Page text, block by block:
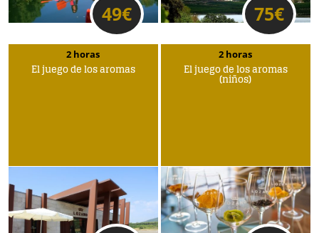
49€ 75€
2 horas
El juego de los aromas
2 horas
El juego de los aromas
(niños)